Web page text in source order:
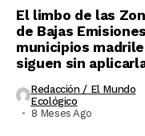
El limbo de las
de Bajas
municipios
siguen sin
Redacción / El Mundo
Ecológico
8 Meses Ago